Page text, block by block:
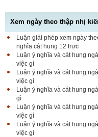
Xem ngày theo thập nhị
Luận giải phép xem ngày
nghĩa cát hung 12 trực
Luận ý nghĩa và cát hung
việc gì
Luận ý nghĩa và cát hung
việc gì
Luận ý nghĩa và cát hung
gì
Luận ý nghĩa và cát hung
việc gì
Luận ý nghĩa và cát hung
việc gì